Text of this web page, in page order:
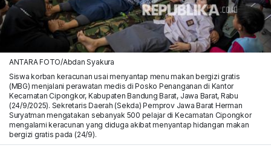
ANTARA FOTO/Abdan Syakura
Siswa korban keracunan usai menyantap menu makan bergizi gratis
(MBG) menjalani perawatan medis di Posko Penanganan di Kantor
Kecamatan Cipongkor, Kabupaten Bandung Barat, Jawa Barat, Rabu
(24/9/2025). Sekretaris Daerah (Sekda) Pemprov Jawa Barat Herman
Suryatman mengatakan sebanyak 500 pelajar di Kecamatan Cipongkor
mengalami keracunan yang diduga akibat menyantap hidangan makan
bergizi gratis pada (24/9).